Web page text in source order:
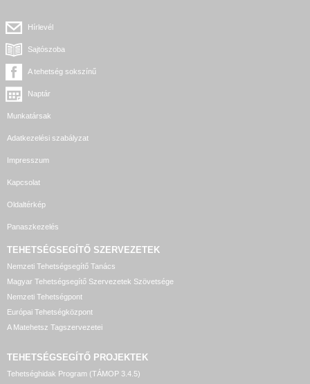
Hírlevél
Sajtószoba
A tehetség sokszínű
Naptár
Munkatársak
Adatkezelési szabályzat
Impresszum
Kapcsolat
Oldaltérkép
Panaszkezelés
TEHETSÉGSEGÍTŐ SZERVEZETEK
Nemzeti Tehetségsegítő Tanács
Magyar Tehetségsegítő Szervezetek Szövetsége
Nemzeti Tehetségpont
Európai Tehetségközpont
A Matehetsz Tagszervezetei
TEHETSÉGSEGÍTŐ PROJEKTEK
Tehetséghidak Program (TÁMOP 3.4.5)